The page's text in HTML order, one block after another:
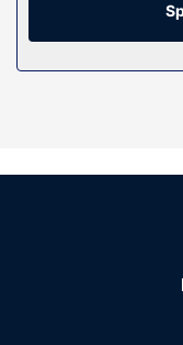
rozrywkę.
Do pokoju przylega